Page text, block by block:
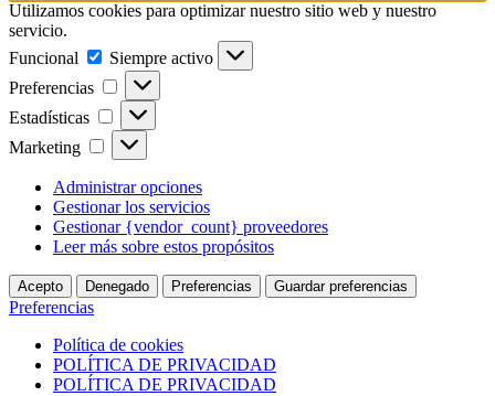
Utilizamos cookies para optimizar nuestro sitio web y nuestro
servicio.
Funcional
Funcional
Siempre activo
Preferencias
Preferencias
Estadísticas Estadísticas
Marketing Marketing
Administrar opciones
Gestionar los servicios
Gestionar {vendor_count} proveedores
Leer más sobre estos propósitos
Acepto Denegado Preferencias Guardar preferencias
Preferencias
Política de cookies
POLÍTICA DE PRIVACIDAD
POLÍTICA DE PRIVACIDAD